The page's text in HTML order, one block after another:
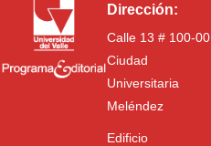
Dirección:
Calle 13 # 100-00
Ciudad
Universitaria
Meléndez
Edificio